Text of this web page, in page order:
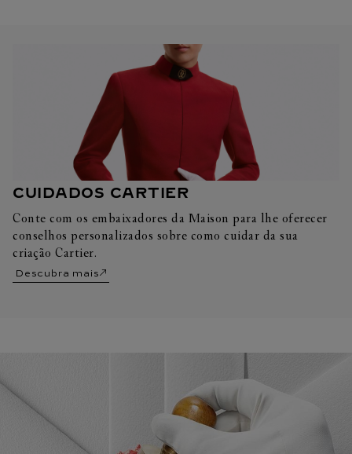
CUIDADOS CARTIER
Conte com os embaixadores da Maison para lhe oferecer
conselhos personalizados sobre como cuidar da sua
criação Cartier.
Descubra mais